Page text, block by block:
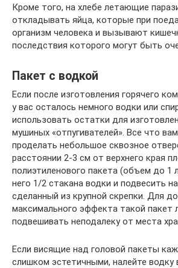
Кроме того, на хлебе летающие
откладывать яйца, которые при
организм человека и вызывают
последствия которого могут быть
Пакет с водкой
Если после изготовления горячего
у вас осталось немного водки или
использовать остатки для
мушиных «отпугивателей». Все что
проделать небольшое сквозное
расстоянии 2-3 см от верхнего края
полиэтиленового пакета (объем до 1
него 1/2 стакана водки и подвесить
сделанный из крупной скрепки. Для
максимального эффекта такой пакет
подвешивать неподалеку от места
Если висящие над головой пакеты
слишком эстетичными, налейте водку